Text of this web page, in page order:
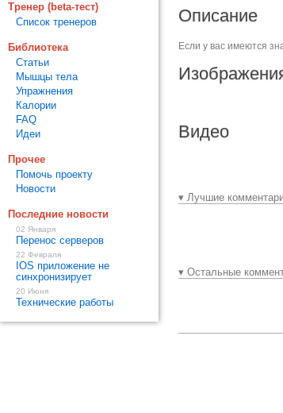
Описание
Если у вас имеются
Видео
▾ Лучшие
▾ Остальные
Тренер (beta-тест)
Список тренеров
Библиотека
Статьи
Мышцы тела
Упражнения
Калории
FAQ
Идеи
Прочее
Помочь проекту
Новости
Последние новости
02 Января
Перенос серверов
22 Февраля
IOS приложение не
синхронизирует
20 Июня
Технические работы